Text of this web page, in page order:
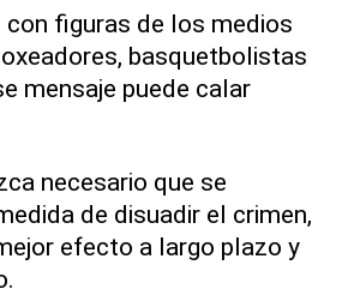
con figuras de los medios
basquetbolistas
mensaje puede calar
necesario que se
de disuadir el crimen,
efecto a largo plazo y